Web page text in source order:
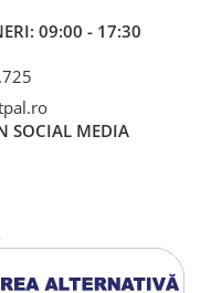
09:00 - 17:30
SOCIAL MEDIA